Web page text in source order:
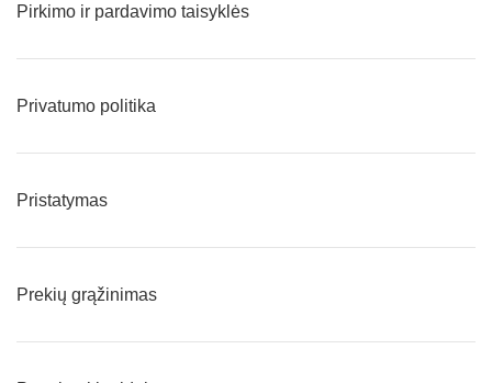
Pirkimo ir pardavimo taisyklės
Privatumo politika
Pristatymas
Prekių grąžinimas